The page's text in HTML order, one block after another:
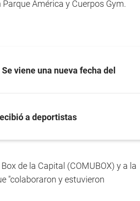
América y Cuerpos Gym.
Se viene una nueva fecha del
a deportistas
de la Capital (COMUBOX) y a la
"colaboraron y estuvieron